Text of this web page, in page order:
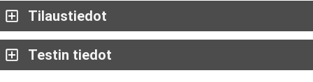
Tilaustiedot
Testin tiedot